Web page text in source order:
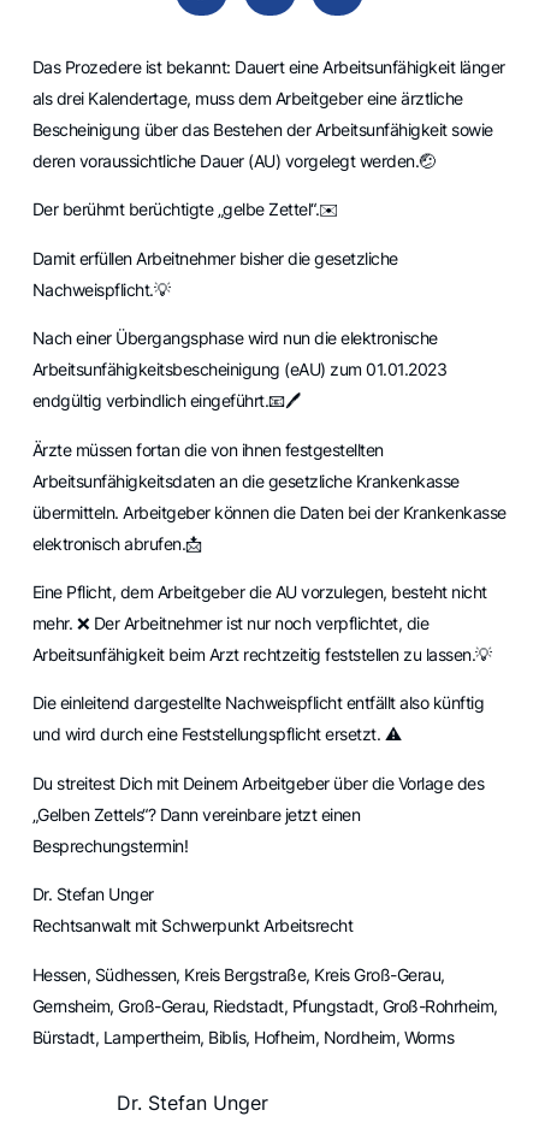
Das Prozedere ist bekannt: Dauert eine Arbeitsunfähigkeit länger
als drei Kalendertage, muss dem Arbeitgeber eine ärztliche
Bescheinigung über das Bestehen der Arbeitsunfähigkeit sowie
deren voraussichtliche Dauer (AU) vorgelegt werden.🤕
Der berühmt berüchtigte „gelbe Zettel“.✉️
Damit erfüllen Arbeitnehmer bisher die gesetzliche
Nachweispflicht.💡
Nach einer Übergangsphase wird nun die elektronische
Arbeitsunfähigkeitsbescheinigung (eAU) zum 01.01.2023
endgültig verbindlich eingeführt.📧🖊️
Ärzte müssen fortan die von ihnen festgestellten
Arbeitsunfähigkeitsdaten an die gesetzliche Krankenkasse
übermitteln. Arbeitgeber können die Daten bei der Krankenkasse
elektronisch abrufen.📩
Eine Pflicht, dem Arbeitgeber die AU vorzulegen, besteht nicht
mehr. ❌ Der Arbeitnehmer ist nur noch verpflichtet, die
Arbeitsunfähigkeit beim Arzt rechtzeitig feststellen zu lassen.💡
Die einleitend dargestellte Nachweispflicht entfällt also künftig
und wird durch eine Feststellungspflicht ersetzt. ⚠️
Du streitest Dich mit Deinem Arbeitgeber über die Vorlage des
„Gelben Zettels“? Dann vereinbare jetzt einen
Besprechungstermin!
Dr. Stefan Unger
Rechtsanwalt mit Schwerpunkt Arbeitsrecht
Hessen, Südhessen, Kreis Bergstraße, Kreis Groß-Gerau,
Gernsheim, Groß-Gerau, Riedstadt, Pfungstadt, Groß-Rohrheim,
Bürstadt, Lampertheim, Biblis, Hofheim, Nordheim, Worms
Dr. Stefan Unger